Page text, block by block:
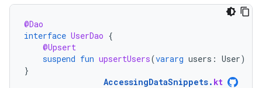
@Dao
interface UserDao {
@Upsert
suspend fun upsertUsers(vararg users : User)
}
AccessingDataSnippets. kt